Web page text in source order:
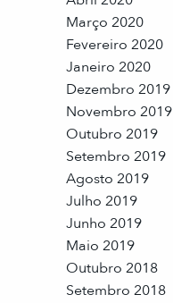
Março 2020
Fevereiro 2020
Janeiro 2020
Dezembro 2019
Novembro 2019
Outubro 2019
Setembro 2019
Agosto 2019
Julho 2019
Junho 2019
Maio 2019
Outubro 2018
Setembro 2018